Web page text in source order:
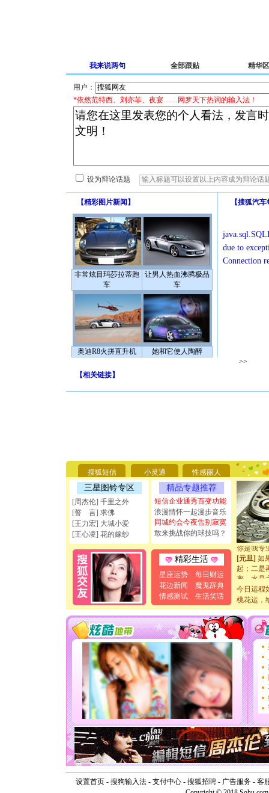
我来说两句 全部跟贴 精华区
用户：
*依然范特西、刘亦菲、夜宴……网罗天下热词的输入法！
设为辩论话题
【精彩图片新闻 】
非常炫目玛莎拉蒂跑
车
让男人热血沸腾极品
车
奥迪R8火拼直升机 她和它使人陶醉
【搜狐汽车
due to
Connection
>>
【相关链接】
搜狐短信 小灵通 性感丽人
三星图铃专区
[周杰伦] 千里之外
[誓 言] 求佛
[王力宏] 大城小爱
[王心凌] 花的嫁纱
精品专题推荐
短信企业通秀百变功能
浪漫情怀一起漫步音乐
同城约会今夜告别寂寞
敢来挑战你的球技吗？
精彩生活
星座运势
每日财运
花边新闻
魔鬼辞典
情感测试
生活笑话
要平安！
[圣诞节]
能正大
天都要快
[圣诞节]
如意,快
[元旦]看
断电。爱
你是我专
[元旦] 如
起；二是
离。水晶
[元旦]当
泣，这痛
[春节]风
颜！冬
道一声平
[春节]
传
片叶子
送你一
[圣诞节]
你太多
要平安
[圣诞节]
能正大
天都要快
[圣诞节]
如意,快
[元旦]看
你是我专
[元旦] 如
今日运程
桃花运，
设置首页- 搜狗输入法- 支付中心- 搜狐招聘- 广告服务- 客